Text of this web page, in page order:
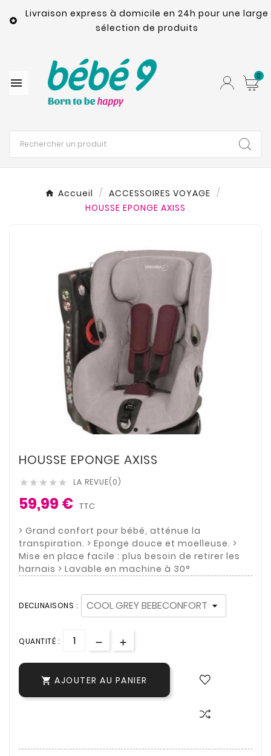

Livraison express à domicile en 24h pour une large
sélection de produits
 0
Accueil
ACCESSOIRES VOYAGE
HOUSSE EPONGE AXISS
HOUSSE EPONGE AXISS
     LA REVUE(0)
59,99 € TTC
> Grand confort pour bébé, atténue la
transpiration. > Eponge douce et moelleuse. >
Mise en place facile : plus besoin de retirer les
harnais > Lavable en machine à 30°
DECLINAISONS :
QUANTITÉ :
 AJOUTER AU PANIER